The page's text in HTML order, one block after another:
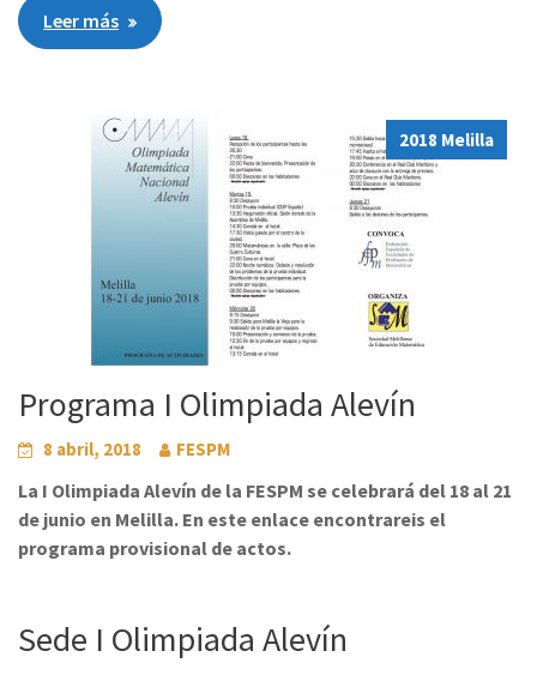
Leer más
2018 Melilla
Programa I Olimpiada Alevín
8 abril, 2018 FESPM
La I Olimpiada Alevín de la FESPM se celebrará del 18 al 21
de junio en Melilla. En este enlace encontrareis el
programa provisional de actos.
Sede I Olimpiada Alevín